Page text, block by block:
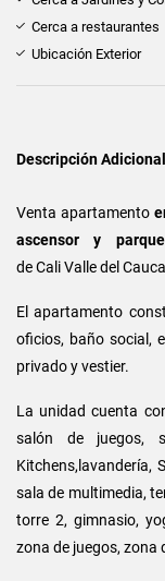
Cerca a restaurantes
Ubicación Exterior
Descripción
Venta apartamento
ascensor y
de Cali Valle del
El apartamento
oficios, baño social,
privado y vestier.
La unidad cuenta
salón de juegos,
Kitchens,lavandería,
sala de multimedia,
torre 2, gimnasio,
zona de juegos, zona